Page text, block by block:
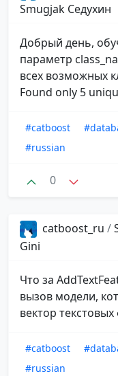
Smugjak Седухин
Добрый день,
параметр
всех возможных
Found only 5
#catboost
#russian
0
catboost_ru /
Gini
Что за
вызов модели,
вектор
#catboost
#russian